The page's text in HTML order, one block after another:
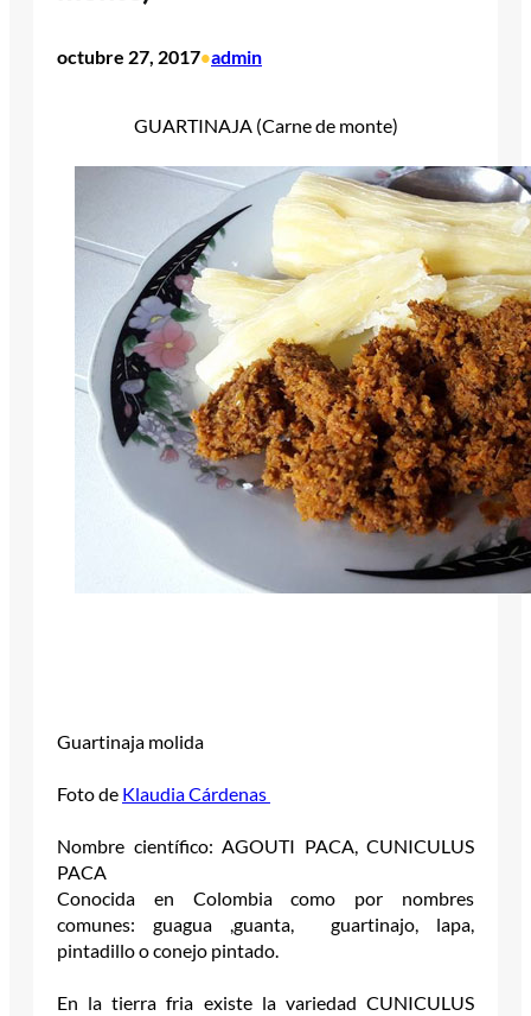
octubre 27, 2017•admin
GUARTINAJA (Carne de monte)
Guartinaja molida
Foto de Klaudia Cárdenas
Nombre científico: AGOUTI PACA, CUNICULUS
PACA
Conocida en Colombia como por nombres
comunes: guagua ,guanta, guartinajo, lapa,
pintadillo o conejo pintado.
En la tierra fria existe la variedad CUNICULUS